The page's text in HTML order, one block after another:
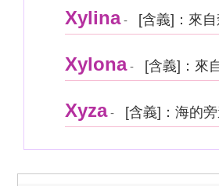
Xylina- [含義]：來
Xylona- [含義]：來
Xyza- [含義]：海的